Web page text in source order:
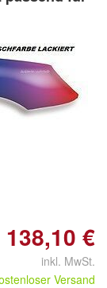
138,10 €
inkl. MwSt.
Versand